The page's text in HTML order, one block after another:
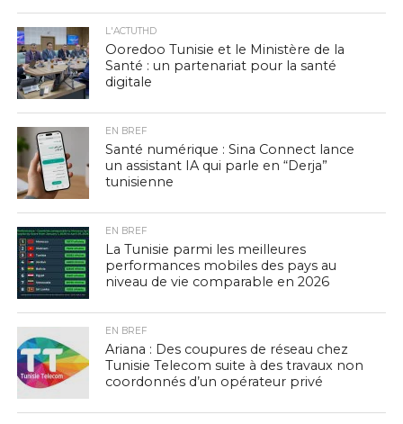
L'ACTUTHD
Ooredoo Tunisie et le Ministère de la
Santé : un partenariat pour la santé
digitale
EN BREF
Santé numérique : Sina Connect lance
un assistant IA qui parle en “Derja”
tunisienne
EN BREF
La Tunisie parmi les meilleures
performances mobiles des pays au
niveau de vie comparable en 2026
EN BREF
Ariana : Des coupures de réseau chez
Tunisie Telecom suite à des travaux non
coordonnés d’un opérateur privé